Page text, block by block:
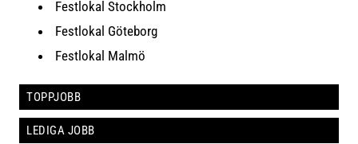
Festlokal Stockholm
Festlokal Göteborg
Festlokal Malmö
TOPPJOBB
LEDIGA JOBB